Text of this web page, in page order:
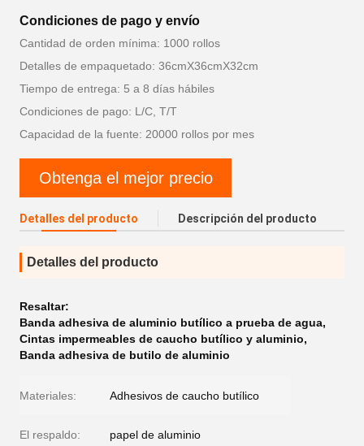
Condiciones de pago y envío
Cantidad de orden mínima: 1000 rollos
Detalles de empaquetado: 36cmX36cmX32cm
Tiempo de entrega: 5 a 8 días hábiles
Condiciones de pago: L/C, T/T
Capacidad de la fuente: 20000 rollos por mes
Obtenga el mejor precio
Detalles del producto Descripción del producto
Detalles del producto
Resaltar:
Banda adhesiva de aluminio butílico a prueba de agua,
Cintas impermeables de caucho butílico y aluminio,
Banda adhesiva de butilo de aluminio
Materiales: Adhesivos de caucho butílico
El respaldo: papel de aluminio